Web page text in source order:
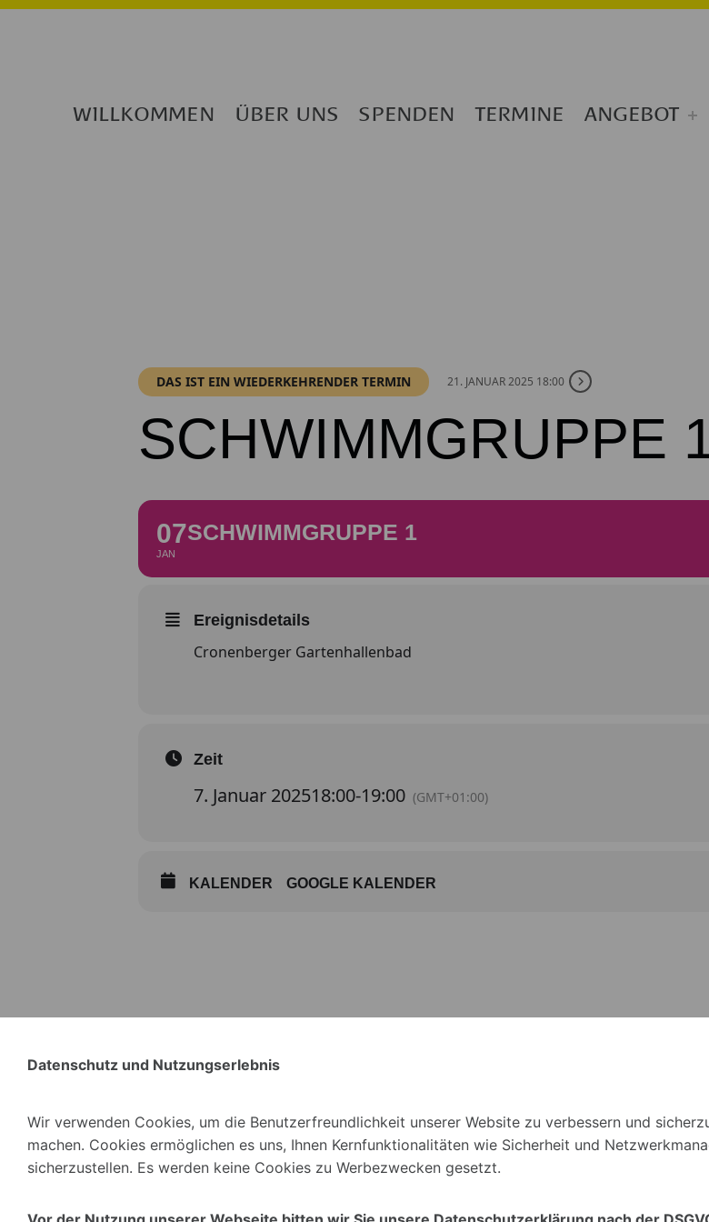
Datenschutz und Nutzungserlebnis
Wir verwenden Cookies, um die Benutzerfreundlichkeit unserer Website zu verbessern und
machen. Cookies ermöglichen es uns, Ihnen Kernfunktionalitäten wie Sicherheit und
sicherzustellen. Es werden keine Cookies zu Werbezwecken gesetzt.
WILLKOMMEN ÜBER UNS SPENDEN TERMINE ANGEBOT
DAS IST EIN WIEDERKEHRENDER TERMIN 21. JANUAR 2025 18:00
SCHWIMMGRUPPE
07
JAN
SCHWIMMGRUPPE 1
Ereignisdetails
Cronenberger Gartenhallenbad
Zeit
7. Januar 202518:00-19:00 (GMT+01:00)
KALENDER GOOGLE KALENDER